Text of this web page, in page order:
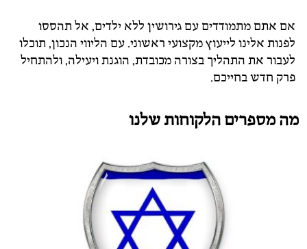
אם אתם מתמודדים עם גירושין ללא ילדים, אל תהססו
לפנות אלינו לייעוץ מקצועי ראשוני. עם הליווי הנכון, תוכלו
לעבור את התהליך בצורה מכובדת, הוגנת ויעילה, ולהתחיל
פרק חדש בחייכם.
מה מספרים הלקוחות שלנו